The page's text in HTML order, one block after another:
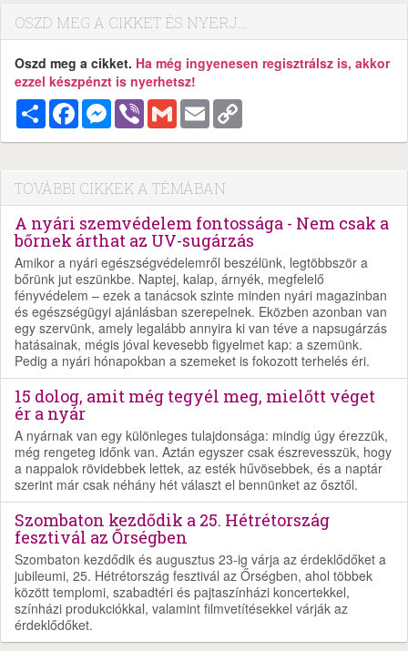
OSZD MEG A CIKKET ÉS NYERJ...
Oszd meg a cikket. Ha még ingyenesen regisztrálsz is, akkor
ezzel készpénzt is nyerhetsz!
MegosztásFacebookMessenger
Viber Gmail Email
TOVÁBBI CIKKEK A TÉMÁBAN
A nyári szemvédelem fontossága - Nem csak a
bőrnek árthat az UV-sugárzás
Amikor a nyári egészségvédelemről beszélünk, legtöbbször a
bőrünk jut eszünkbe. Naptej, kalap, árnyék, megfelelő
fényvédelem – ezek a tanácsok szinte minden nyári magazinban
és egészségügyi ajánlásban szerepelnek. Eközben azonban van
egy szervünk, amely legalább annyira ki van téve a napsugárzás
hatásainak, mégis jóval kevesebb figyelmet kap: a szemünk.
Pedig a nyári hónapokban a szemeket is fokozott terhelés éri.
15 dolog, amit még tegyél meg, mielőtt véget
ér a nyár
A nyárnak van egy különleges tulajdonsága: mindig úgy érezzük,
még rengeteg időnk van. Aztán egyszer csak észrevesszük, hogy
a nappalok rövidebbek lettek, az esték hűvösebbek, és a naptár
szerint már csak néhány hét választ el bennünket az ősztől.
Szombaton kezdődik a 25. Hétrétország
fesztivál az Őrségben
Szombaton kezdődik és augusztus 23-ig várja az érdeklődőket a
jubileumi, 25. Hétrétország fesztivál az Őrségben, ahol többek
között templomi, szabadtéri és pajtaszínházi koncertekkel,
színházi produkciókkal, valamint filmvetítésekkel várják az
érdeklődőket.